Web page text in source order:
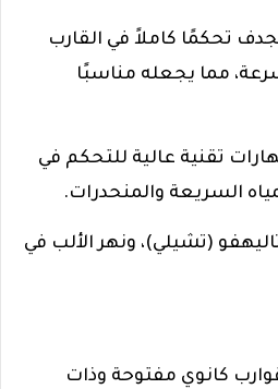
تحكمًا كاملاً في القارب
مما يجعله مناسبًا
تقنية عالية للتحكم في
السريعة والمنحدرات.
(تشيلي)، ونهر الألب في
كانوي مفتوحة وذات